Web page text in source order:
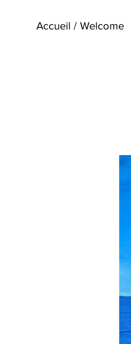
Accueil / Welcome